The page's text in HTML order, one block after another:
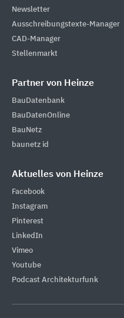
Newsletter
Ausschreibungstexte-Manager
CAD-Manager
Stellenmarkt
Partner von Heinze
BauDatenbank
BauDatenOnline
BauNetz
baunetz id
Aktuelles von Heinze
Facebook
Instagram
Pinterest
LinkedIn
Vimeo
Youtube
Podcast Architekturfunk